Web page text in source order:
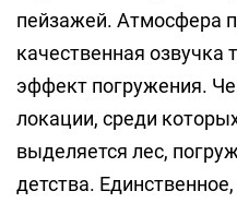
пейзажей. Атмосфера
качественная озвучка
эффект погружения.
локации, среди
выделяется лес,
детства.